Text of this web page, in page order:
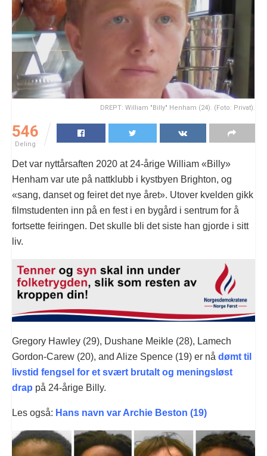
DREPT: William "Billy" Henham (24). (Foto: Privat).
546
Deling
Det var nyttårsaften 2020 at 24-årige William «Billy»
Henham var ute på nattklubb i kystbyen Brighton, og
«sang, danset og feiret det nye året». Utover kvelden gikk
filmstudenten inn på en fest i en bygård i sentrum for å
fortsette feiringen. Det skulle bli det siste han gjorde i sitt
liv.
Gregory Hawley (29), Dushane Meikle (28), Lamech
Gordon-Carew (20), and Alize Spence (19) er nå dømt til
livstid fengsel for et svært brutalt og meningsløst
drap på 24-årige Billy.
Les også: Hans navn var Archie Beston (19)